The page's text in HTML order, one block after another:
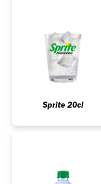
Sprite 20cl